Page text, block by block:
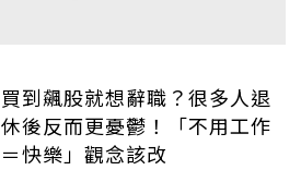
買到飆股就想辭職？很多人退
休後反而更憂鬱！「不用工作
＝快樂」觀念該改